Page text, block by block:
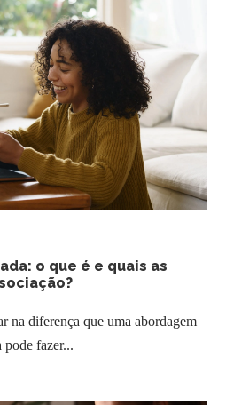
o que é e quais as
na diferença que uma abordagem
pode fazer...